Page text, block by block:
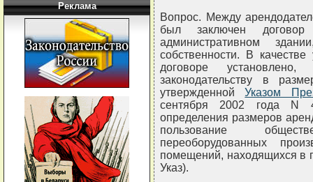
Реклама
Вопрос. Между
был заключен
административном
собственности. В
договоре
законодательству в
утвержденнойУказом
сентября 2002 года N
определения размеров
пользование
переоборудованных
помещений, находящихся в
Указ).